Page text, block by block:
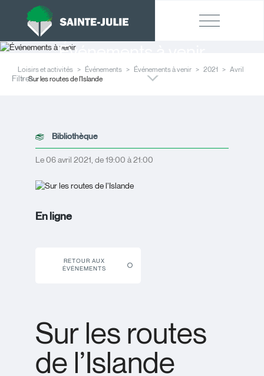
Événements à venir
Loisirs et activités Événements Événements à venir 2021
Avril
Sur les routes de l’Islande
Filtres
Bibliothèque
Le 06 avril 2021, de 19:00 à 21:00
En ligne
RETOUR AUX
ÉVÉNEMENTS
Sur les routes
de l’Islande